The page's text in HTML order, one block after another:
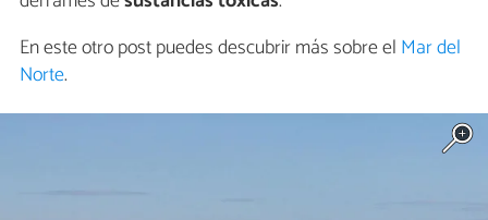
En este otro post puedes descubrir más sobre el Mar del
Norte.